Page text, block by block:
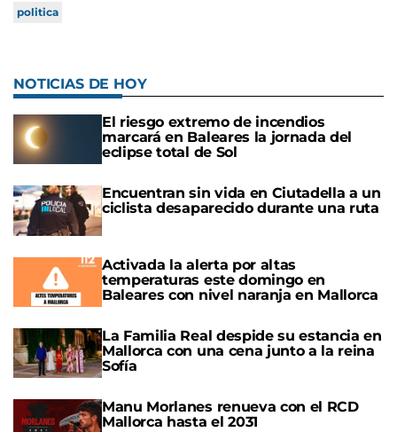
politica
NOTICIAS DE HOY
El riesgo extremo de incendios
marcará en Baleares la jornada del
eclipse total de Sol
Encuentran sin vida en Ciutadella a un
ciclista desaparecido durante una ruta
Activada la alerta por altas
temperaturas este domingo en
Baleares con nivel naranja en Mallorca
La Familia Real despide su estancia en
Mallorca con una cena junto a la reina
Sofía
Manu Morlanes renueva con el RCD
Mallorca hasta el 2031